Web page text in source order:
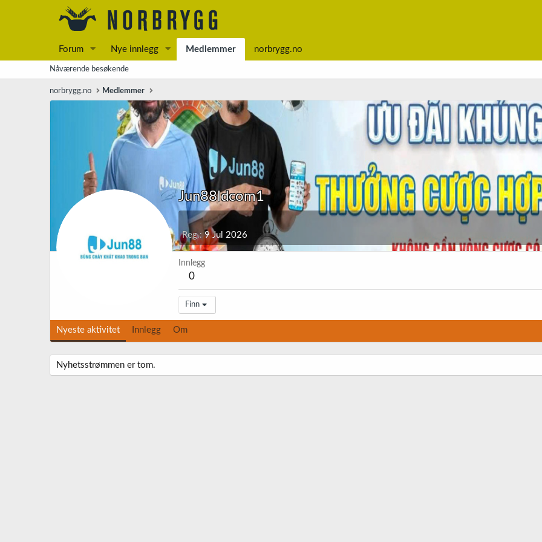
Forum Nye innlegg Medlemmer norbrygg.no
Nåværende besøkende
norbrygg.no Medlemmer
Jun88ldcom1
Reg. 9 Jul 2026
Innlegg
0
Finn
Nyeste aktivitet Innlegg Om
Nyhetsstrømmen er tom.